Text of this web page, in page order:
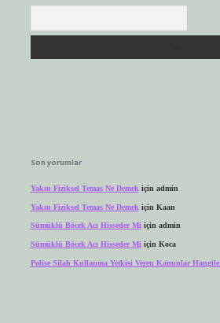
Son yorumlar
Yakın Fiziksel Temas Ne Demek için admin
Yakın Fiziksel Temas Ne Demek için Kaan
Sümüklü Böcek Acı Hisseder Miiçin admin
Sümüklü Böcek Acı Hisseder Mi için Koca
Polise Silah Kullanma Yetkisi Veren Kanunlar